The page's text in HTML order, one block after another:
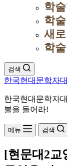
학
학술
새
학술
검색
한국현대문학자
한국현대문학자
불을 들어라!
메뉴 검색
[현문대2교